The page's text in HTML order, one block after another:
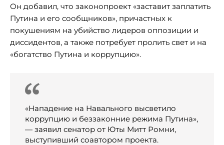
Он добавил, что законопроект «заставит заплатить
Путина и его сообщников», причастных к
покушениям на убийство лидеров оппозиции и
диссидентов, а также потребует пролить свет и на
«богатство Путина и коррупцию».
«Нападение на Навального высветило
коррупцию и беззаконние режима Путина»,
— заявил сенатор от Юты Митт Ромни,
выступивший соавтором проекта.